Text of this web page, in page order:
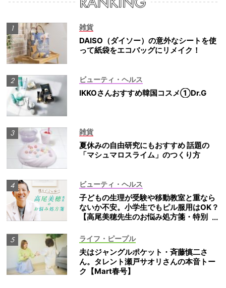
雑貨
DAISO（ダイソー）の意外なシートを使
って紙袋をエコバッグにリメイク！
ビューティ・ヘルス
IKKOさんおすすめ韓国コスメ①Dr.G
雑貨
夏休みの自由研究にもおすすめ 話題の
「マシュマロスライム」のつくり方
ビューティ・ヘルス
子どもの生理が受験や移動教室と重なら
ないか不安。小学生でもピル服用はOK？
【高尾美穂先生のお悩み処方箋・特別
ライフ・ピープル
夫はジャングルポケット・斉藤慎二さ
ん。タレント瀬戸サオリさんの本音トー
ク【Mart春号】